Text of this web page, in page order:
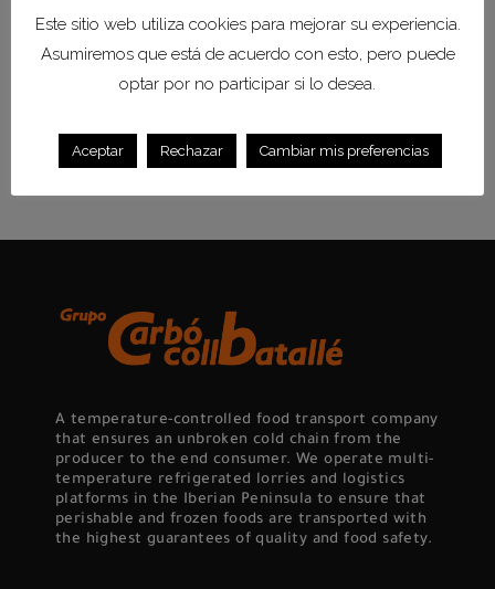
dependen de que el proceso se lleve
a cabo de forma correcta....
A temperature-controlled food transport company
that ensures an unbroken cold chain from the
producer to the end consumer. We operate multi-
temperature refrigerated lorries and logistics
platforms in the Iberian Peninsula to ensure that
perishable and frozen foods are transported with
the highest guarantees of quality and food safety.
Este sitio web utiliza cookies para mejorar su experiencia.
Asumiremos que está de acuerdo con esto, pero puede
optar por no participar si lo desea.
Aceptar Rechazar Cambiar mis preferencias